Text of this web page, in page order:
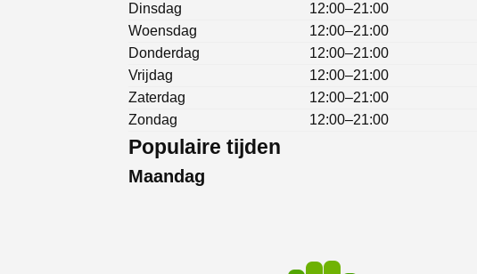
Dinsdag
12:00–21:00
Woensdag
12:00–21:00
Donderdag
12:00–21:00
Vrijdag
12:00–21:00
Zaterdag
12:00–21:00
Zondag
12:00–21:00
Populaire tijden
Maandag